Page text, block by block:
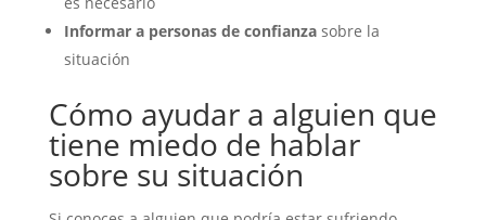
Informar a personas de confianzasobre la
situación
Cómo ayudar a alguien que
tiene miedo de hablar
sobre su situación